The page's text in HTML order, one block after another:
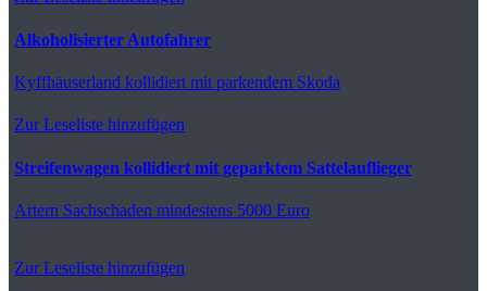
Alkoholisierter Autofahrer
Kyffhäuserland kollidiert mit parkendem Skoda
Zur Leseliste hinzufügen
Streifenwagen kollidiert mit geparktem Sattelauflieger
Artern Sachschaden mindestens 5000 Euro
Zur Leseliste hinzufügen